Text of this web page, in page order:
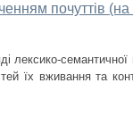
почуттів (на
семантичної
їх вживання та